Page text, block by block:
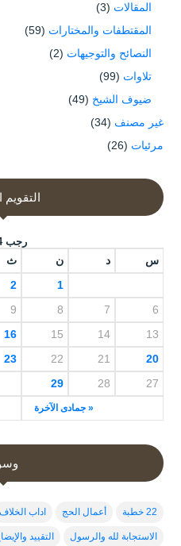
المقالات (3)
المقتطفات والمختارات (59)
النصائح والتوجيهات (2)
تلاوات (99)
ضيوف الشيخ (49)
غير مصنف (34)
مرئيات (26)
رجب 1444
س د ن ث
« جمادى الآخرة
1
2
6
7
8
9
13
14
15
16
20
21
22
23
27
28
29
22 خطبة أعمال الحج اداب الخلاف
الاستجابة لله والرسول التقييد